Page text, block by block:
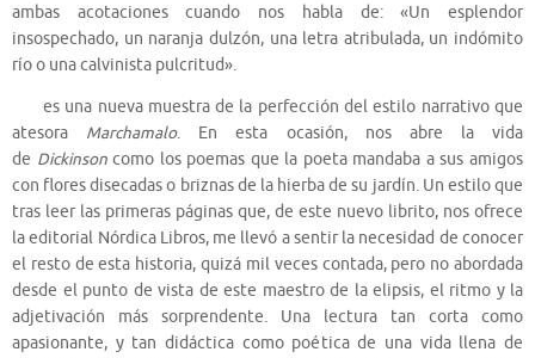
ambas acotaciones cuando nos habla de: «Un esplendor
insospechado, un naranja dulzón, una letra atribulada, un indómito
río o una calvinista pulcritud».
es una nueva muestra de la perfección del estilo narrativo que
atesora Marchamalo. En esta ocasión, nos abre la vida
de Dickinsoncomo los poemas que la poeta mandaba a sus amigos
con flores disecadas o briznas de la hierba de su jardín. Un estilo que
tras leer las primeras páginas que, de este nuevo librito, nos ofrece
la editorial Nórdica Libros, me llevó a sentir la necesidad de conocer
el resto de esta historia, quizá mil veces contada, pero no abordada
desde el punto de vista de este maestro de la elipsis, el ritmo y la
adjetivación más sorprendente. Una lectura tan corta como
apasionante, y tan didáctica como poética de una vida llena de